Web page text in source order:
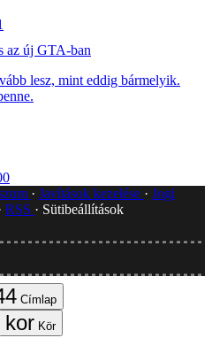
az új GTA-ban
lesz, mint eddig bármelyik.
Javítások kezelése
Jogi
RSS
Sütibeállítások
Címlap
Kör